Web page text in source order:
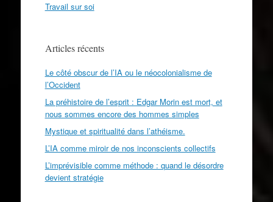
Travail sur soi
Articles récents
Le côté obscur de l’IA ou le néocolonialisme de
l’Occident
La préhistoire de l’esprit : Edgar Morin est mort, et
nous sommes encore des hommes simples
Mystique et spiritualité dans l’athéisme.
L’IA comme miroir de nos inconscients collectifs
L’imprévisible comme méthode : quand le désordre
devient stratégie